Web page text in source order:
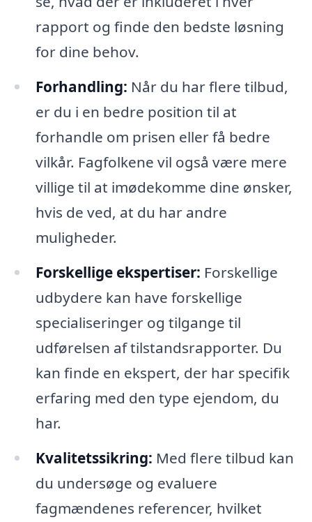
rapport og finde den bedste løsning
for dine behov.
Forhandling: Når du har flere tilbud,
er du i en bedre position til at
forhandle om prisen eller få bedre
vilkår. Fagfolkene vil også være mere
villige til at imødekomme dine ønsker,
hvis de ved, at du har andre
muligheder.
Forskellige ekspertiser: Forskellige
udbydere kan have forskellige
specialiseringer og tilgange til
udførelsen af tilstandsrapporter. Du
kan finde en ekspert, der har specifik
erfaring med den type ejendom, du
har.
Kvalitetssikring: Med flere tilbud kan
du undersøge og evaluere
fagmændenes referencer, hvilket